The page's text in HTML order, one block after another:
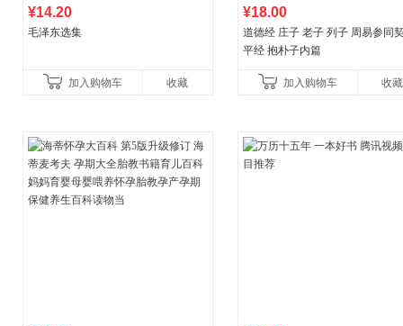
¥14.20
毛泽东选集
加入购物车 收藏
¥18.00
道德经 庄子 老子 列子 周易参同
平经 抱朴子内篇
加入购物车 收藏